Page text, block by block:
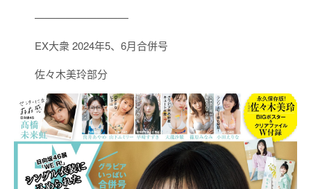
—————————
EX大衆 2024年5、6月合併号
佐々木美玲部分